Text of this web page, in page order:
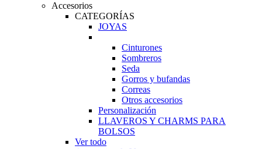
Accesorios
CATEGORÍAS
JOYAS
Cinturones
Sombreros
Seda
Gorros y bufandas
Correas
Otros accesorios
Personalización
LLAVEROS Y CHARMS PARA
BOLSOS
Ver todo